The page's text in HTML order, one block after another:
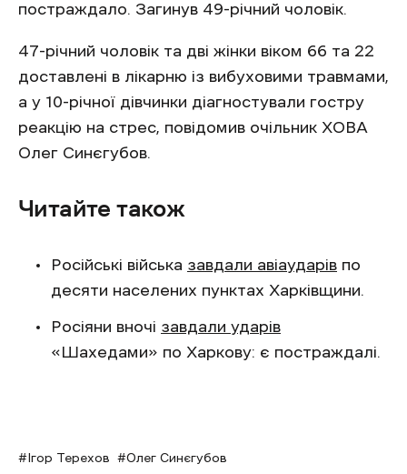
постраждало. Загинув 49-річний чоловік.
47-річний чоловік та дві жінки віком 66 та 22
доставлені в лікарню із вибуховими травмами,
а у 10-річної дівчинки діагностували гостру
реакцію на стрес, повідомив очільник ХОВА
Олег Синєгубов.
Читайте також
Російські війська завдали авіаударів по
десяти населених пунктах Харківщини.
Росіяни вночі завдали ударів
«Шахедами» по Харкову: є постраждалі.
Ігор Терехов Олег Синєгубов